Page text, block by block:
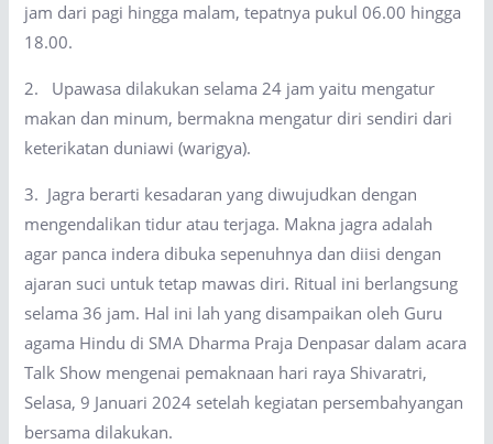
jam dari pagi hingga malam, tepatnya pukul 06.00 hingga
18.00.
2. Upawasa dilakukan selama 24 jam yaitu mengatur
makan dan minum, bermakna mengatur diri sendiri dari
keterikatan duniawi (warigya).
3. Jagra berarti kesadaran yang diwujudkan dengan
mengendalikan tidur atau terjaga. Makna jagra adalah
agar panca indera dibuka sepenuhnya dan diisi dengan
ajaran suci untuk tetap mawas diri. Ritual ini berlangsung
selama 36 jam. Hal ini lah yang disampaikan oleh Guru
agama Hindu di SMA Dharma Praja Denpasar dalam acara
Talk Show mengenai pemaknaan hari raya Shivaratri,
Selasa, 9 Januari 2024 setelah kegiatan persembahyangan
bersama dilakukan.